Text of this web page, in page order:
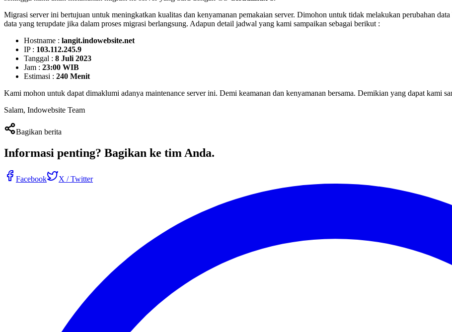
Migrasi server ini bertujuan untuk meningkatkan kualitas dan kenyamanan pemakaian server. Dimohon untuk tidak melakukan perubahan
data yang terupdate jika dalam proses migrasi berlangsung. Adapun detail jadwal yang kami sampaikan sebagai berikut :
Hostname : langit.indowebsite.net
IP : 103.112.245.9
Tanggal : 8 Juli 2023
Jam : 23:00 WIB
Estimasi : 240 Menit
Kami mohon untuk dapat dimaklumi adanya maintenance server ini. Demi keamanan dan kenyamanan bersama. Demikian yang dapat kami
Salam, Indowebsite Team
Bagikan berita
Informasi penting? Bagikan ke tim Anda.
Facebook X / Twitter